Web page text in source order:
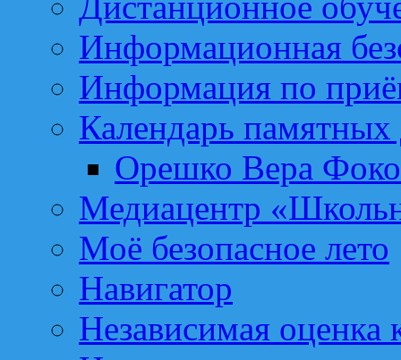
Информационная
Информация по
Календарь памятных
Орешко Вера
Медиацентр
Моё безопасное лето
Навигатор
Независимая оценка